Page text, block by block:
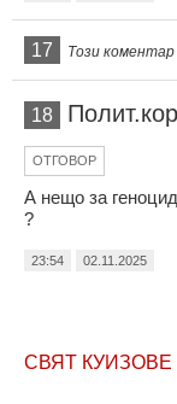
17 Този
18
ОТГОВОР
А нещо за
?
23:54 02.11.2025
СВЯТ КУИЗОВЕ